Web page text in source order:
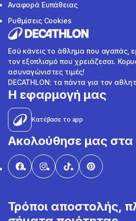
Αναφορά Ευπάθειας
Ρυθμίσεις Cookies
Εσύ κάνεις το άθλημα που αγαπάς,
τον εξοπλισμό που χρειάζεσαι.
ασυναγώνιστες τιμές!
DECATHLON: τα πάντα για τον
Η εφαρμογή μας
Κατέβασε το app
Ακολούθησε μας στα
Τρόποι αποστολής,